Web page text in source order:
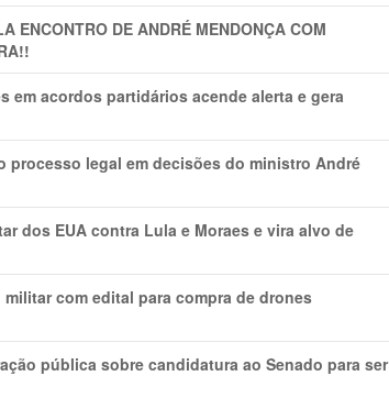
ENCONTRO DE ANDRÉ MENDONÇA COM
em acordos partidários acende alerta e gera
processo legal em decisões do ministro André
dos EUA contra Lula e Moraes e vira alvo de
com edital para compra de drones
pública sobre candidatura ao Senado para ser